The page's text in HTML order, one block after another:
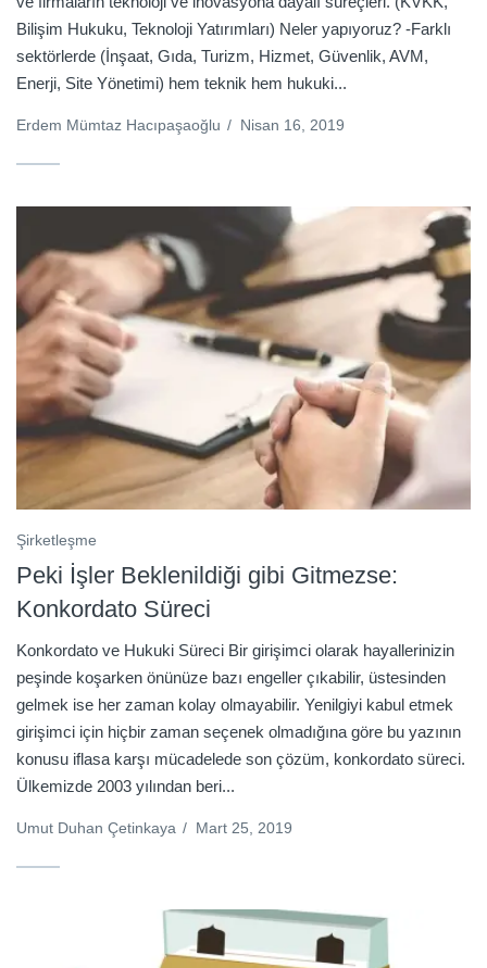
Bilişim Hukuku, Teknoloji Yatırımları) Neler yapıyoruz? -Farklı
sektörlerde (İnşaat, Gıda, Turizm, Hizmet, Güvenlik, AVM,
Enerji, Site Yönetimi) hem teknik hem hukuki...
Erdem Mümtaz Hacıpaşaoğlu / Nisan 16, 2019
Şirketleşme
Peki İşler Beklenildiği gibi Gitmezse:
Konkordato Süreci
Konkordato ve Hukuki Süreci Bir girişimci olarak hayallerinizin
peşinde koşarken önünüze bazı engeller çıkabilir, üstesinden
gelmek ise her zaman kolay olmayabilir. Yenilgiyi kabul etmek
girişimci için hiçbir zaman seçenek olmadığına göre bu yazının
konusu iflasa karşı mücadelede son çözüm, konkordato süreci.
Ülkemizde 2003 yılından beri...
Umut Duhan Çetinkaya / Mart 25, 2019